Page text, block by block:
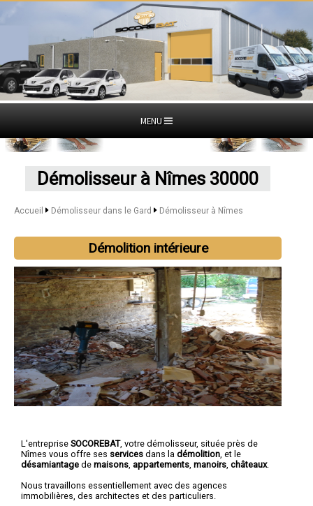
MENU
Démolisseur à Nîmes 30000
Accueil Démolisseur dans le Gard Démolisseur à Nîmes
Démolition intérieure
L'entreprise SOCOREBAT, votre démolisseur, située près de
Nîmes vous offre ses services dans la démolition , et le
désamiantage de maisons appartements manoirs châteaux.
Nous travaillons essentiellement avec des agences
immobilières, des architectes et des particuliers.